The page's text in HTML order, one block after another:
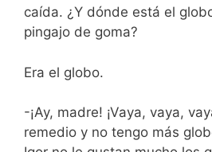
caída. ¿Y dónde está el
pingajo de goma?
Era el globo.
-¡Ay, madre! ¡Vaya, vaya,
remedio y no tengo más